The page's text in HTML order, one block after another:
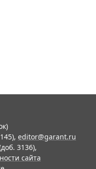
editor@garant.ru
3136),
сайта